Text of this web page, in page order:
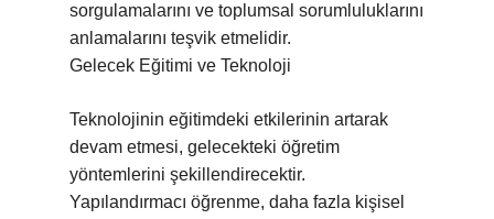
sorgulamalarını ve toplumsal sorumluluklarını
anlamalarını teşvik etmelidir.
Gelecek Eğitimi ve Teknoloji
Teknolojinin eğitimdeki etkilerinin artarak
devam etmesi, gelecekteki öğretim
yöntemlerini şekillendirecektir.
Yapılandırmacı öğrenme, daha fazla kişisel